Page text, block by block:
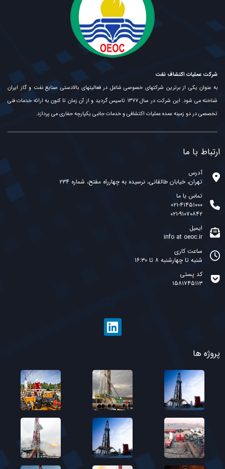
شرکت عملیات اکتشاف نفت
به عنوان یکی از برترین شرکتهای خصوصی شاغل در فعالیتهای بالادستی صنایع نفت و گاز ایران
شناخته می شود. این شرکت در سال ۱۳۷۷ تاسیس گردید و از آن زمان تا کنون به ارائه خدمات فنی
تخصصی در دو زمینه عمده عملیات اکتشافی و خدمات جانبی یکپارچه حفاری می پردازد.
ارتباط با ما
آدرس
تهران، خیابان طالقانی، نرسیده به چهارراه مفتح، شماره ۲۳۴
تماس با ما
۰۲۱-۴۱۴۵۱۰۰۰
۰۲۱-۹۱۰۷۰۸۴۲
ایمیل
info at oeoc.ir
ساعت کاری
شنبه تا چهارشنبه ۸ تا ۱۶:۳۰
کد پستی
۱۵۸۱۷۴۵۱۱۳
پروژه ها